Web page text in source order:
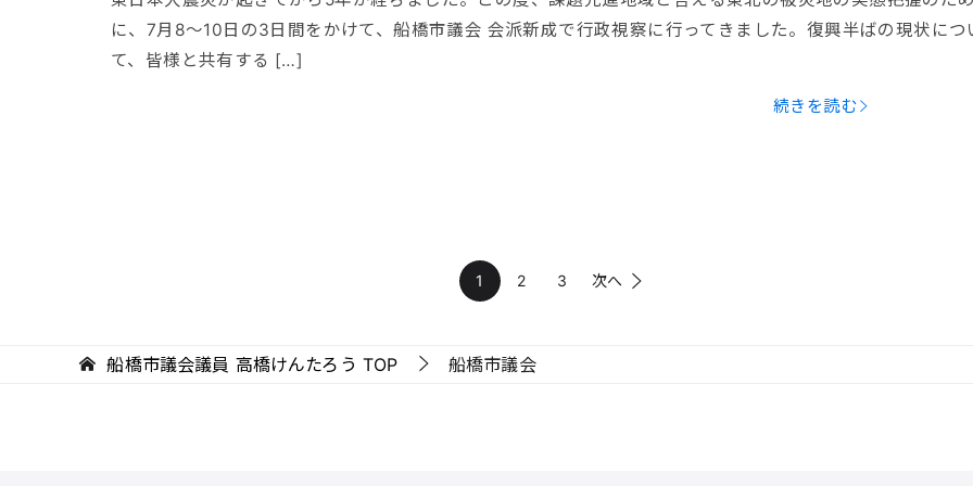
に、7月8〜10日の3日間をかけて、船橋市議会 会派新成で行政視察に行ってきました。復興半ばの現状につ
て、皆様と共有する […]
続きを読む
1 2 3 次へ
船橋市議会議員 高橋けんたろう TOP 船橋市議会